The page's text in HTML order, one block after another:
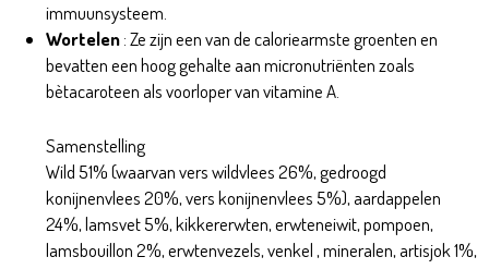
immuunsysteem.
Wortelen: Ze zijn een van de caloriearmste groenten en
bevatten een hoog gehalte aan micronutriënten zoals
bètacaroteen als voorloper van vitamine A.
Samenstelling
Wild 51% (waarvan vers wildvlees 26%, gedroogd
konijnenvlees 20%, vers konijnenvlees 5%), aardappelen
24%, lamsvet 5%, kikkererwten, erwteneiwit, pompoen,
lamsbouillon 2%, erwtenvezels, venkel , mineralen, artisjok 1%,